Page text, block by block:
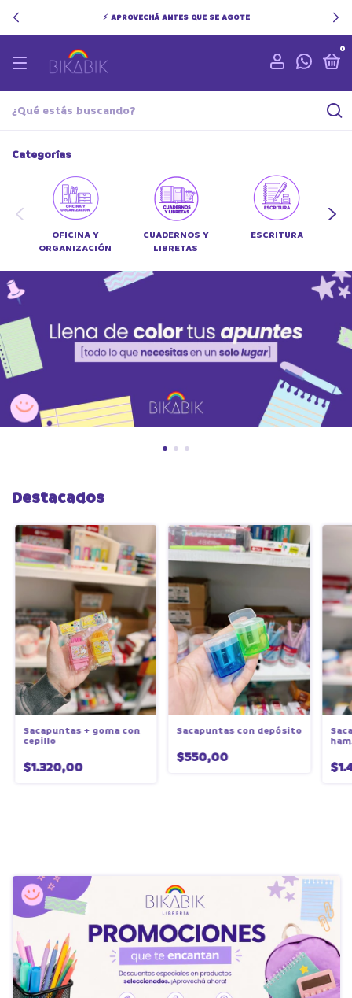
ANTES QUE SE AGOTE ✨
0
Categorías
OFICINA Y
ORGANIZACIÓN
CUADERNOS Y
LIBRETAS
ESCRITURA
Destacados
Sacapuntas + goma con
cepillo
$1.320,00
Sacapuntas con depósito
$550,00